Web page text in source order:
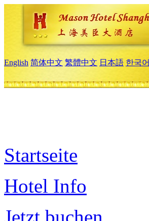
English 简体中文 繁體中文 日本語 한국어
Startseite
Hotel Info